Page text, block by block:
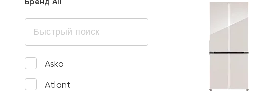
Asko
Atlant